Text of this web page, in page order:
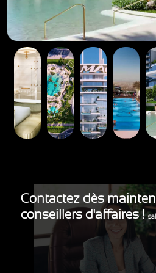
Contactez dès
conseillers d'affaires !